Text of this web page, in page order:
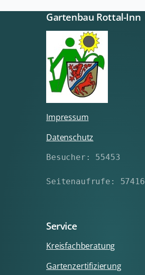
Gartenbau Rottal-Inn
Impressum
Datenschutz
Besucher: 55453
Seitenaufrufe: 57416
Service
Kreisfachberatung
Gartenzertifizierung